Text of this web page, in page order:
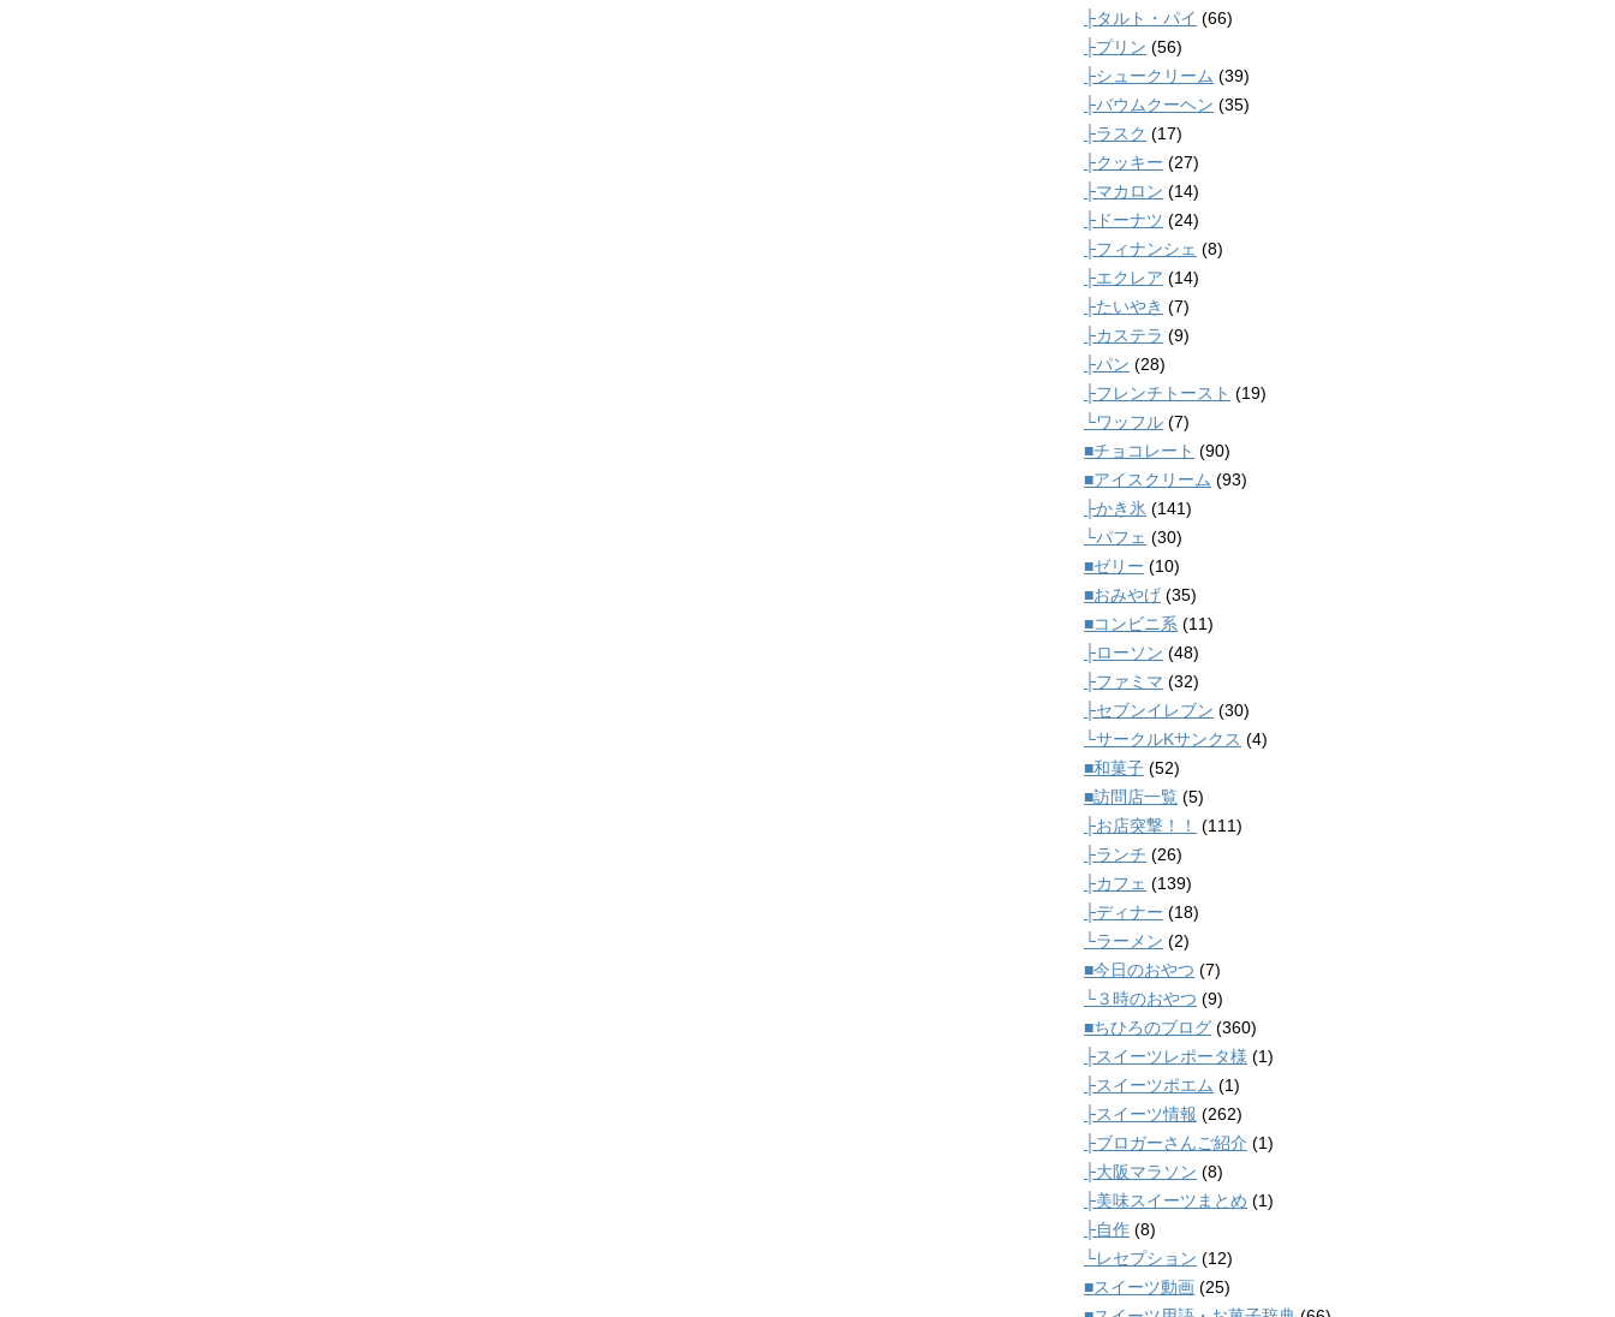
├タルト・パイ (66)
├プリン (56)
├シュークリーム (39)
├バウムクーヘン (35)
├ラスク (17)
├クッキー (27)
├マカロン (14)
├ドーナツ (24)
├フィナンシェ (8)
├エクレア (14)
├たいやき (7)
├カステラ (9)
├パン (28)
├フレンチトースト (19)
└ワッフル (7)
■チョコレート (90)
■アイスクリーム (93)
├かき氷 (141)
└パフェ (30)
■ゼリー (10)
■おみやげ (35)
■コンビニ系 (11)
├ローソン (48)
├ファミマ (32)
├セブンイレブン (30)
└サークルKサンクス (4)
■和菓子 (52)
■訪問店一覧 (5)
├お店突撃！！
(111)
├ランチ (26)
├カフェ (139)
├ディナー (18)
└ラーメン (2)
■今日のおやつ (7)
└３時のおやつ (9)
■ちひろのブログ (360)
├スイーツレポータ様 (1)
├スイーツポエム (1)
├スイーツ情報 (262)
├ブロガーさんご紹介 (1)
├大阪マラソン (8)
├美味スイーツまとめ (1)
├自作 (8)
└レセプション (12)
■スイーツ動画 (25)